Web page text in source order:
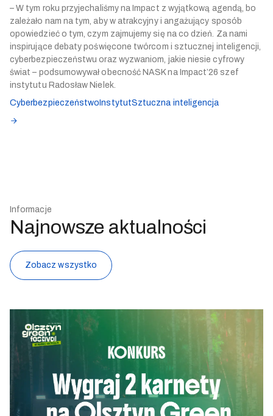
– W tym roku przyjechaliśmy na Impact z wyjątkową agendą, bo
zależało nam na tym, aby w atrakcyjny i angażujący sposób
opowiedzieć o tym, czym zajmujemy się na co dzień. Za nami
inspirujące debaty poświęcone twórcom i sztucznej inteligencji,
cyberbezpieczeństwu oraz wyzwaniom, jakie niesie cyfrowy
świat – podsumowywał obecność NASK na Impact’26 szef
instytutu Radosław Nielek.
Cyberbezpieczeństwo InstytutSztuczna inteligencja
Informacje
Najnowsze aktualności
Zobacz wszystko